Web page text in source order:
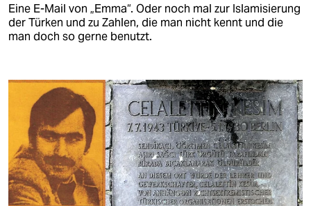
Eine E-Mail von „Emma“. Oder noch mal zur Islamisierung
der Türken und zu Zahlen, die man nicht kennt und die
man doch so gerne benutzt.